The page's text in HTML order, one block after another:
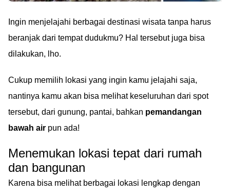
Ingin menjelajahi berbagai destinasi wisata tanpa harus
beranjak dari tempat dudukmu? Hal tersebut juga bisa
dilakukan, lho.
Cukup memilih lokasi yang ingin kamu jelajahi saja,
nantinya kamu akan bisa melihat keseluruhan dari spot
tersebut, dari gunung, pantai, bahkan pemandangan
bawah air pun ada!
Menemukan lokasi tepat dari rumah
dan bangunan
Karena bisa melihat berbagai lokasi lengkap dengan